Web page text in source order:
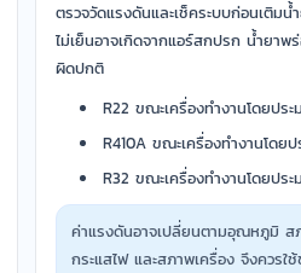
ตรวจวัดแรงดันและเช็คระบบก่อนเติมน้
ไม่เย็นอาจเกิดจากแอร์สกปรก น้ำยา
ผิดปกติ
R22 ขณะเครื่องทำงานโดยปร
R410A ขณะเครื่องทำงานโดย
R32 ขณะเครื่องทำงานโดยปร
ค่าแรงดันอาจเปลี่ยนตามอุณหภูมิ
กระแสไฟ และสภาพเครื่อง จึงควรใ